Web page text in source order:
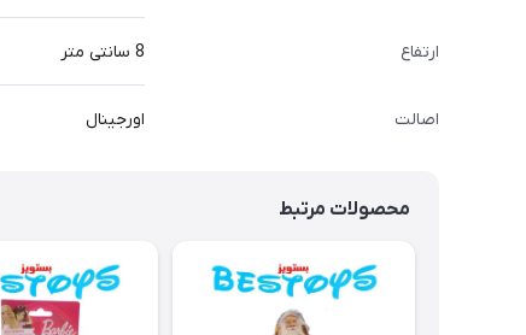
ارتفاع 8 سانتی متر
اصالت اورجینال
محصولات مرتبط